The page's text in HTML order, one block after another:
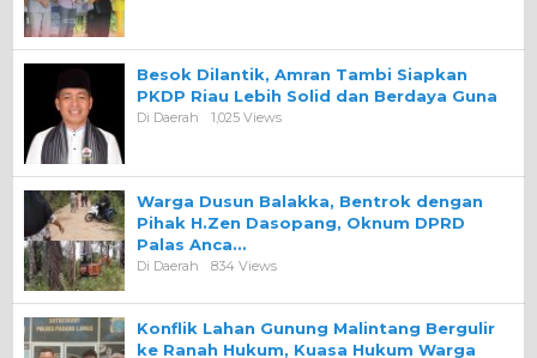
Besok Dilantik, Amran Tambi Siapkan
PKDP Riau Lebih Solid dan Berdaya Guna
Di Daerah 1,025 Views
Warga Dusun Balakka, Bentrok dengan
Pihak H.Zen Dasopang, Oknum DPRD
Palas Anca…
Di Daerah 834 Views
Konflik Lahan Gunung Malintang Bergulir
ke Ranah Hukum, Kuasa Hukum Warga